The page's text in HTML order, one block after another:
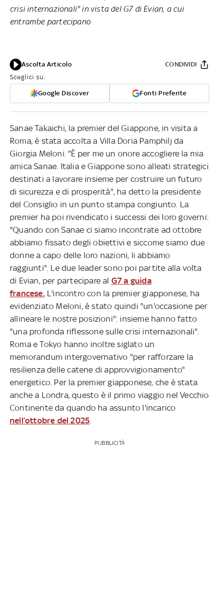
crisi internazionali" in vista del G7 di Evian, a cui
entrambe partecipano
Ascolta Articolo
Sceglici su:
Google Discover Fonti Preferite
CONDIVIDI
Sanae Takaichi, la premier del Giappone, in visita a
Roma, è stata accolta a Villa Doria Pamphilj da
Giorgia Meloni. "È per me un onore accogliere la mia
amica Sanae. Italia e Giappone sono alleati strategici
destinati a lavorare insieme per costruire un futuro
di sicurezza e di prosperità", ha detto la presidente
del Consiglio in un punto stampa congiunto. La
premier ha poi rivendicato i successi dei loro governi:
"Quando con Sanae ci siamo incontrate ad ottobre
abbiamo fissato degli obiettivi e siccome siamo due
donne a capo delle loro nazioni, li abbiamo
raggiunti". Le due leader sono poi partite alla volta
di Evian, per partecipare al G7 a guida
francese. L'incontro con la premier giapponese, ha
evidenziato Meloni, è stato quindi "un'occasione per
allineare le nostre posizioni": insieme hanno fatto
"una profonda riflessone sulle crisi internazionali".
Roma e Tokyo hanno inoltre siglato un
memorandum intergovernativo "per rafforzare la
resilienza delle catene di approvvigionamento"
energetico. Per la premier giapponese, che è stata
anche a Londra, questo è il primo viaggio nel Vecchio
Continente da quando ha assunto l'incarico
nell’ottobre del 2025
PUBBLICITÀ